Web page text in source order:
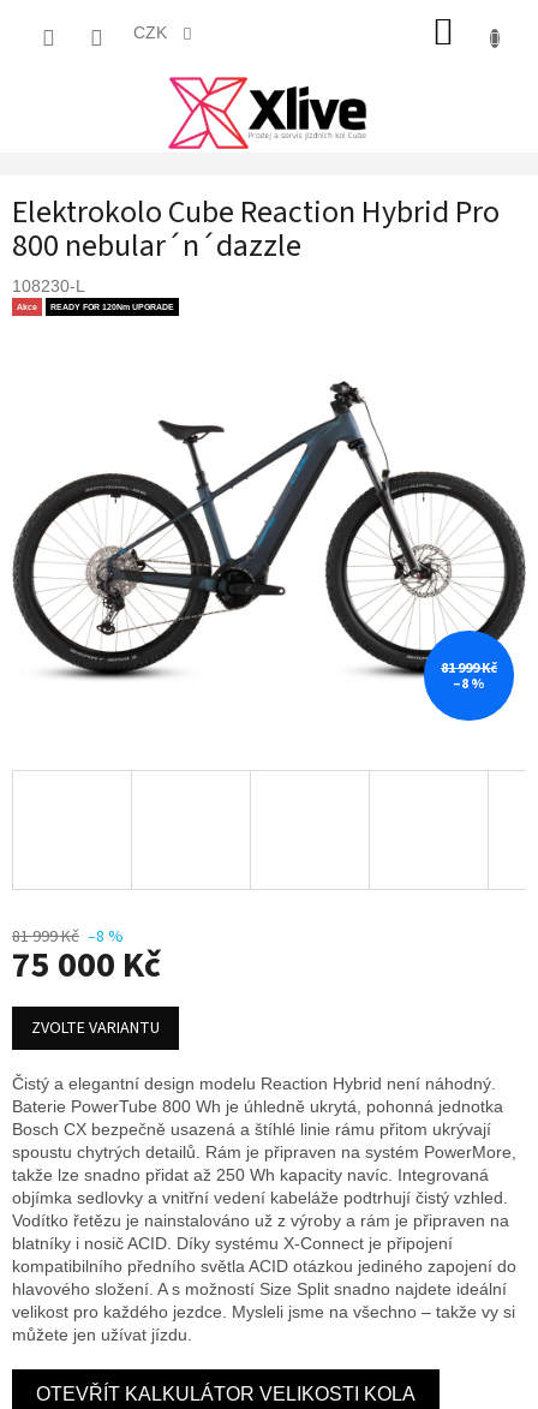
CZK
Elektrokolo Cube Reaction Hybrid Pro
800 nebular´n´dazzle
108230-L
Akce READY FOR 120Nm UPGRADE
81 999 Kč
–8 %
81 999 Kč –8 %
75 000 Kč
Měrná
cena:
ZVOLTE VARIANTU
Čistý a elegantní design modelu Reaction Hybrid není náhodný.
Baterie PowerTube 800 Wh je úhledně ukrytá, pohonná jednotka
Bosch CX bezpečně usazená a štíhlé linie rámu přitom ukrývají
spoustu chytrých detailů. Rám je připraven na systém PowerMore,
takže lze snadno přidat až 250 Wh kapacity navíc. Integrovaná
objímka sedlovky a vnitřní vedení kabeláže podtrhují čistý vzhled.
Vodítko řetězu je nainstalováno už z výroby a rám je připraven na
blatníky i nosič ACID. Díky systému X-Connect je připojení
kompatibilního předního světla ACID otázkou jediného zapojení do
hlavového složení. A s možností Size Split snadno najdete ideální
velikost pro každého jezdce. Mysleli jsme na všechno – takže vy si
můžete jen užívat jízdu.
OTEVŘÍT KALKULÁTOR VELIKOSTI KOLA